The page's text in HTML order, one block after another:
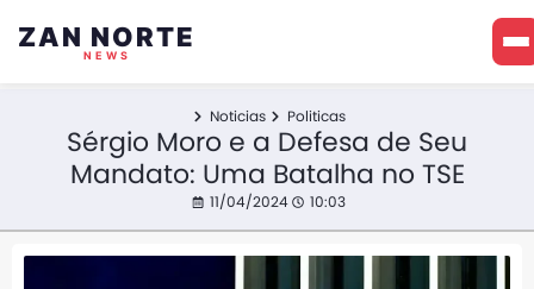
ZAN NORTE
NEWS
Noticias Politicas
Sérgio Moro e a Defesa de Seu
Mandato: Uma Batalha no TSE
11/04/2024 10:03